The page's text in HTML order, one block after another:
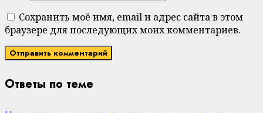
Сохранить моё имя, email и адрес сайта в этом
браузере для последующих моих комментариев.
Ответы по теме